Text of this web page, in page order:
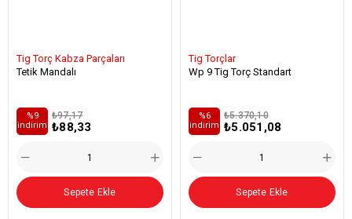
Tig Torç Kabza Parçaları
Tetik Mandalı
₺88,33
₺97,17
%9
i̇ndirim
Sepete Ekle
Tig Torçlar
Wp 9 Tig Torç Standart
₺5.051,08
₺5.370,10
%6
i̇ndirim
Sepete Ekle